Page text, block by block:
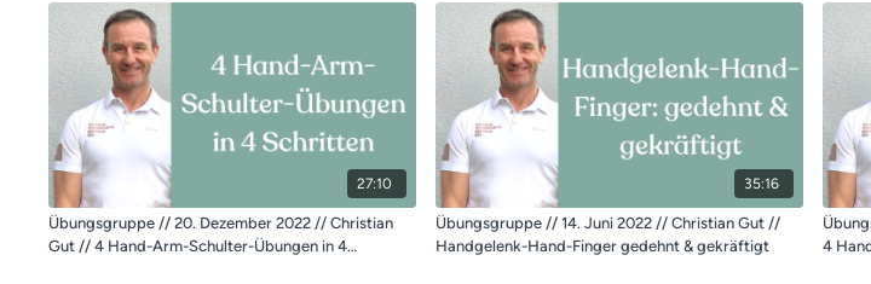
27:10
Übungsgruppe // 20. Dezember 2022 // Christian
Gut // 4 Hand-Arm-Schulter-Übungen in 4
35:16
Übungsgruppe // 14. Juni 2022 // Christian Gut //
Handgelenk-Hand-Finger gedehnt & gekräftigt
4